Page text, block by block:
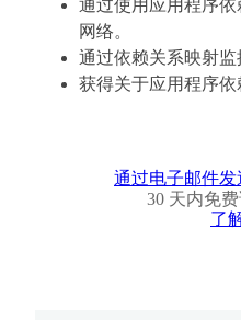
通过使用应用程序
网络。
通过依赖关系映射监
获得关于应用程序
通过电子邮件
30 天内免
了